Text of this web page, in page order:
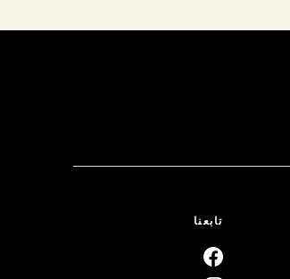
تابعنا